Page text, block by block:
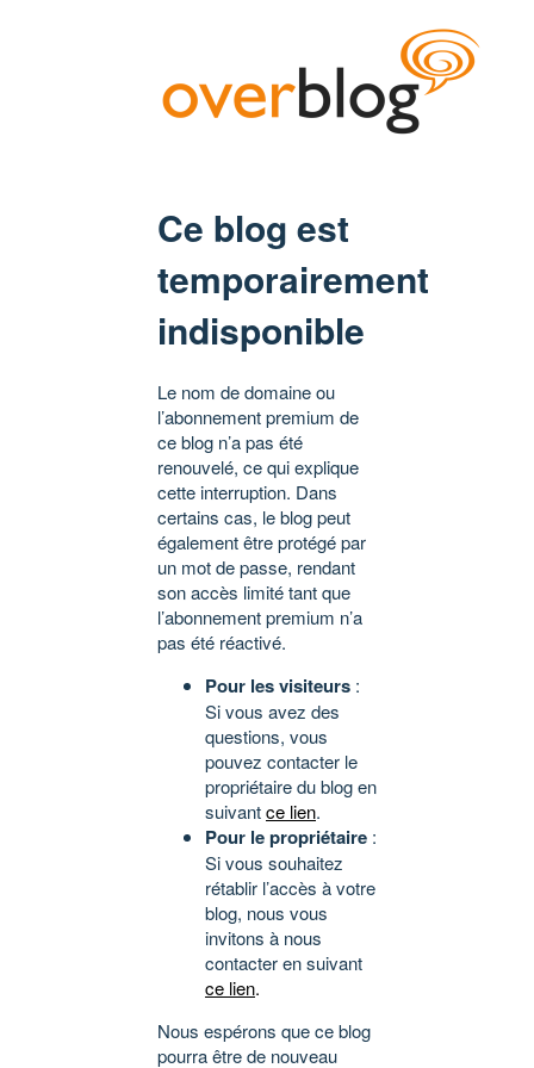
Ce blog est
temporairement
indisponible
Le nom de domaine ou
l’abonnement premium de
ce blog n’a pas été
renouvelé, ce qui explique
cette interruption. Dans
certains cas, le blog peut
également être protégé par
un mot de passe, rendant
son accès limité tant que
l’abonnement premium n’a
pas été réactivé.
Pour les visiteurs :
Si vous avez des
questions, vous
pouvez contacter le
propriétaire du blog en
suivantce lien.
Pour le propriétaire :
Si vous souhaitez
rétablir l’accès à votre
blog, nous vous
invitons à nous
contacter en suivant
ce lien.
Nous espérons que ce blog
pourra être de nouveau